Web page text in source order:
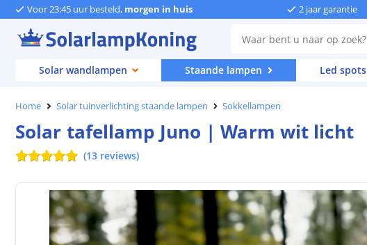
Voor 23:45 uur besteld, morgen in huis 2 jaar garantie
Solar wandlampen Staande lampen Led spots
Home Solar tuinverlichting staande lampen Sokkellampen
Solar tafellamp Juno | Warm wit licht
(13 reviews)